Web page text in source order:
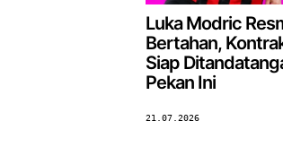
Luka Modric
Bertahan,
Siap
Pekan Ini
21.07.2026